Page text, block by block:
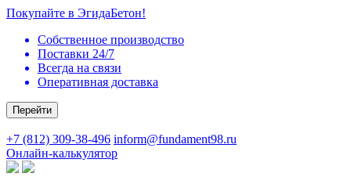
Покупайте в ЭгидаБетон!
Собственное производство
Поставки 24/7
Всегда на связи
Оперативная доставка
Перейти
+7 (812) 309-38-496 inform@fundament98.ru
Онлайн-калькулятор